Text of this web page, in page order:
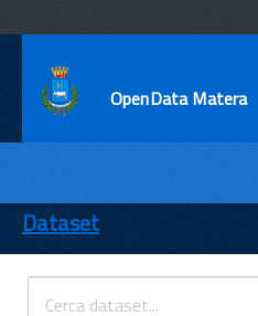
OpenData Matera
ENTI
TEMI
INFORMAZIONI
Dataset